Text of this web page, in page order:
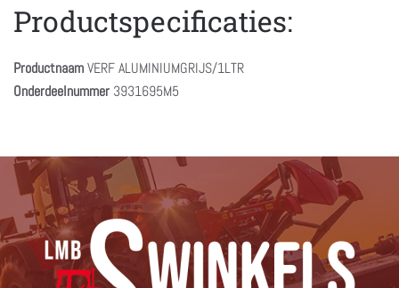
Productspecificaties:
ProductnaamVERF ALUMINIUMGRIJS/1LTR
Onderdeelnummer 3931695M5